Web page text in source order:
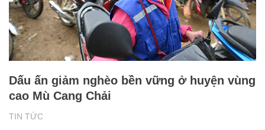
TIN TỨC
Dấu ấn giảm nghèo bền vững ở huyện vùng
cao Mù Cang Chải